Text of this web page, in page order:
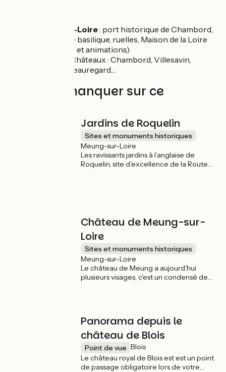
St-Dyé-sur-Loire: port historique de Chambord,
remarquable basilique, ruelles, Maison de la Loire
(expositions et animations)
le Pays des Châteaux : Chambord, Villesavin,
Cheverny, Beauregard…
À ne pas manquer sur ce
Jardins de Roquelin
Sites et monuments historiques
Meung-sur-Loire
Les ravissants jardins à l’anglaise de
Roquelin, site d'excellence de la Route
Château de Meung-sur-
Loire
Sites et monuments historiques
Meung-sur-Loire
Le château de Meung a aujourd'hui
plusieurs visages, c'est un condensé de
Panorama depuis le
château de Blois
Point de vue Blois
Le château royal de Blois est est un point
de passage obligatoire lors de votre